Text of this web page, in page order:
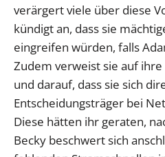
verärgert viele über diese
kündigt an, dass sie
eingreifen würden, falls
Zudem verweist sie auf
und darauf, dass sie sich
Entscheidungsträger bei
Diese hätten ihr geraten,
Becky beschwert sich